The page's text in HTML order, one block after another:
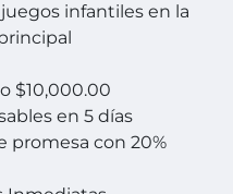
infantiles en la
$10,000.00
en 5 días
promesa con 20%